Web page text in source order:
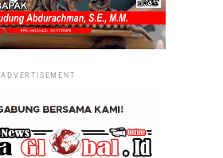
ADVERTISEMENT